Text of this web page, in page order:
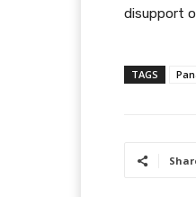
disupport
TAGS